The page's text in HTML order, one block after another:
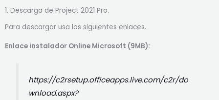
1. Descarga de Project 2021 Pro.
Para descargar usa los siguientes enlaces.
Enlace instalador Online Microsoft (9MB):
https://c2rsetup.officeapps.live.com/c2r/do
wnload.aspx?